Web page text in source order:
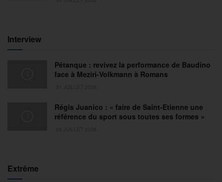
Interview
Pétanque : revivez la performance de Baudino
face à Meziri-Volkmann à Romans
Régis Juanico : « faire de Saint-Etienne une
référence du sport sous toutes ses formes »
Extrême